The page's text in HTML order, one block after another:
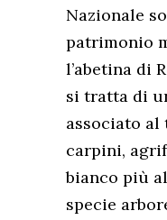
Nazionale
patrimonio
l’abetina di
si tratta di
associato al
carpini,
bianco più
specie